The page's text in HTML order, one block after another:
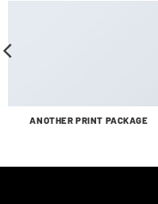
ANOTHER PRINT PACKAGE